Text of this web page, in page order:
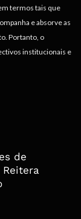
termos tais que
e absorve as
Portanto, o
institucionais e
de
Reitera